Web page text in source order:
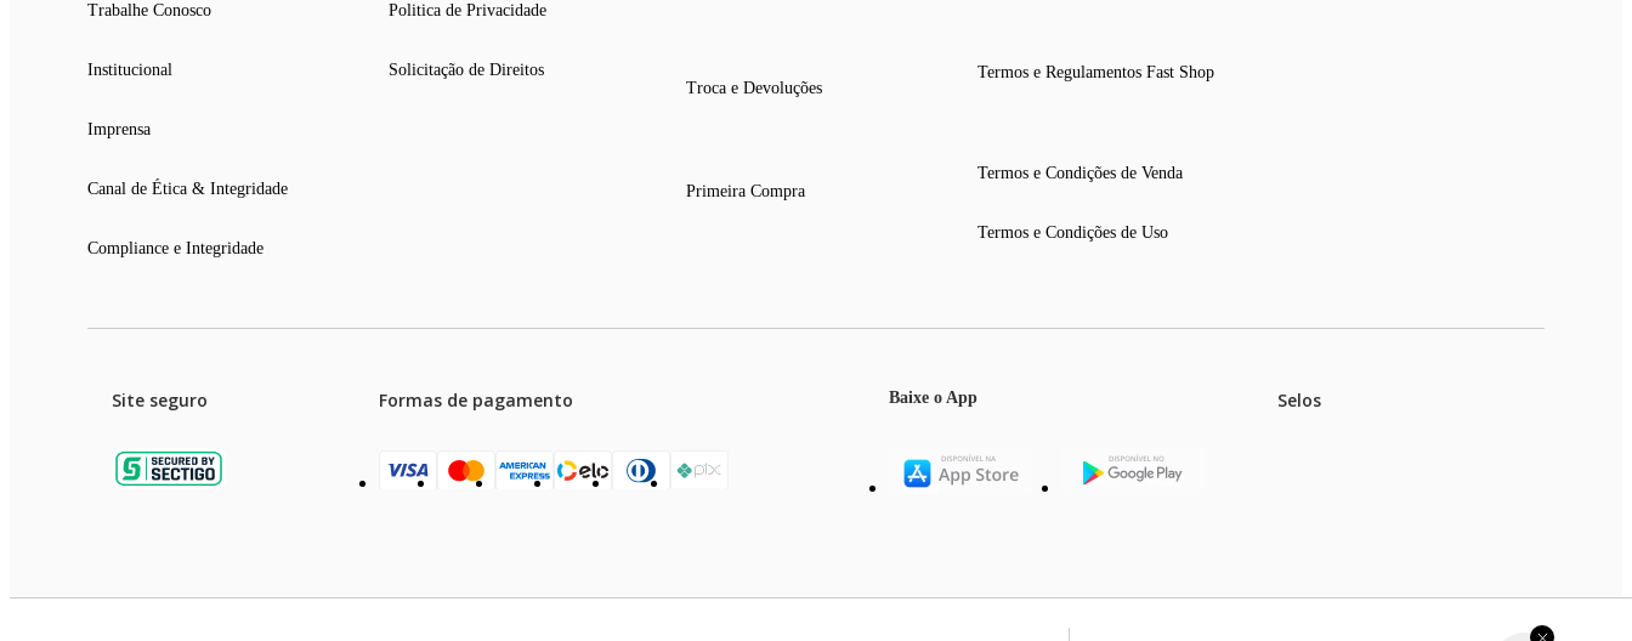
Trabalhe Conosco
Institucional
Imprensa
Canal de Ética & Integridade
Compliance e Integridade
Politica de Privacidade
Solicitação de Direitos
Troca e Devoluções
Primeira Compra
Termos e Regulamentos Fast Shop
Termos e Condições de Venda
Termos e Condições de Uso
Site seguro Formas de pagamento Baixe o App Selos